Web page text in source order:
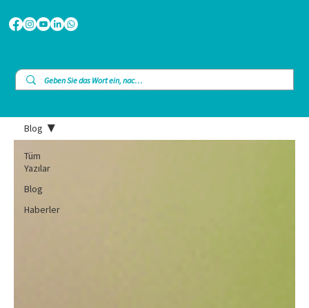
Tüm
Yazılar
Blog
Haberler
Blog